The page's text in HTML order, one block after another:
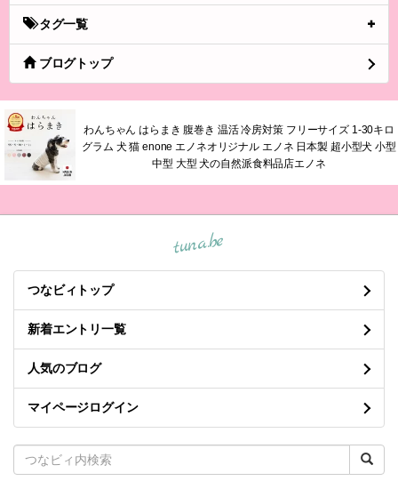
タグ一覧
ブログトップ
わんちゃん はらまき 腹巻き 温活 冷房対策 フリーサイズ 1-30キロ
グラム 犬 猫 enone エノネオリジナル エノネ 日本製 超小型犬 小型
中型 大型 犬の自然派食料品店エノネ
tuna.be
つなビィトップ
新着エントリ一覧
人気のブログ
マイページログイン